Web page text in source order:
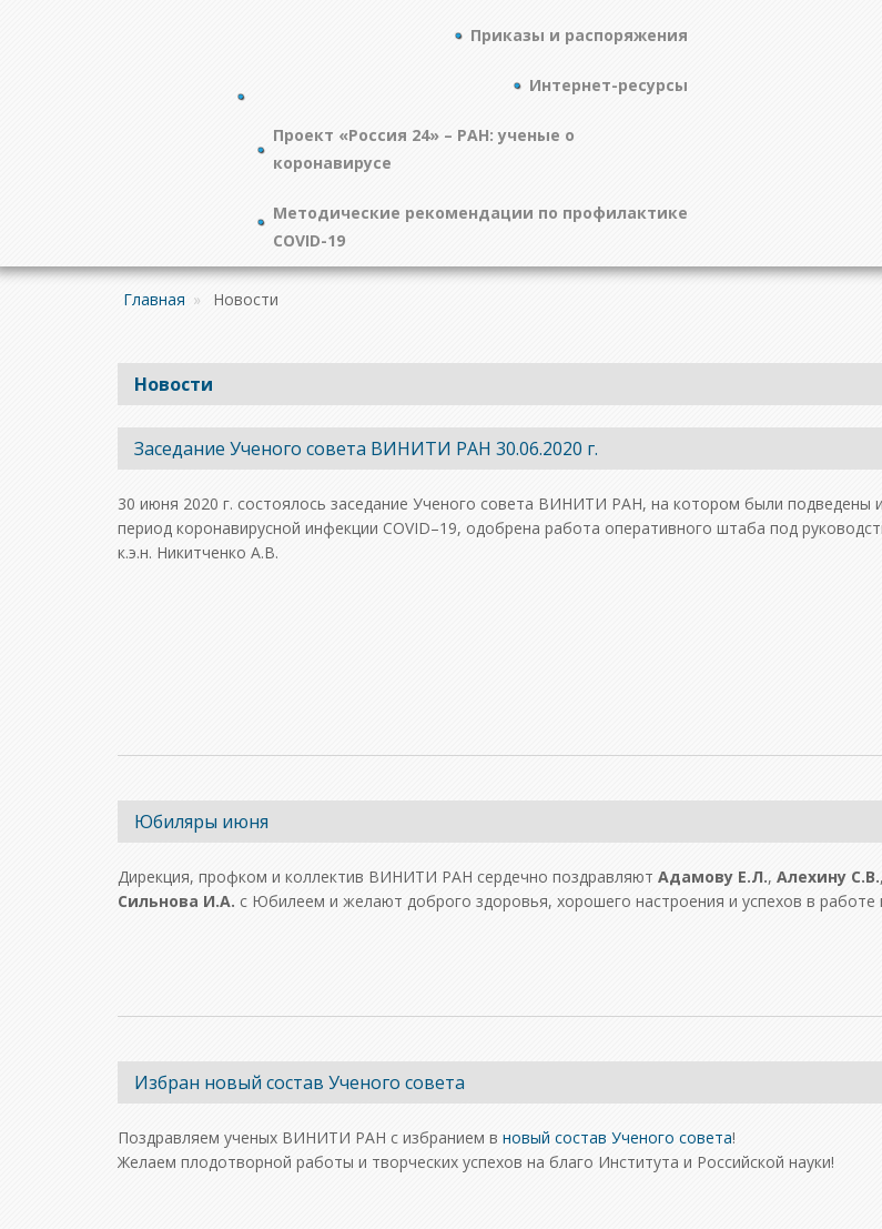
Приказы и распоряжения
Интернет-ресурсы
Проект «Россия 24» – РАН: ученые о
коронавирусе
Методические рекомендации по профилактике
COVID-19
Главная » Новости
Новости
Заседание Ученого совета ВИНИТИ РАН 30.06.2020 г.
30 июня 2020 г. состоялось заседание Ученого совета ВИНИТИ РАН, на котором были подведены
период коронавирусной инфекции COVID–19, одобрена работа оперативного штаба под
к.э.н. Никитченко А.В.
Юбиляры июня
Дирекция, профком и коллектив ВИНИТИ РАН сердечно поздравляют Адамову Е.Л., Алехину С.В.,
Сильнова И.А. с Юбилеем и желают доброго здоровья, хорошего настроения и успехов в работе
Избран новый состав Ученого совета
Поздравляем ученых ВИНИТИ РАН с избранием в новый состав Ученого совета!
Желаем плодотворной работы и творческих успехов на благо Института и Российской науки!